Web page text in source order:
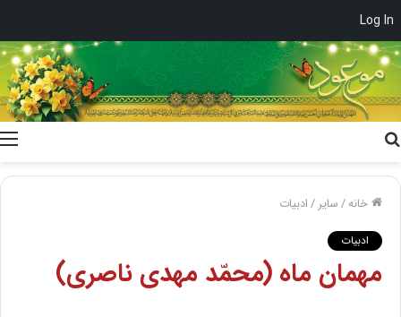
Log In
خانه/سایر /ادبیات
ادبیات
مهمان ماه (محمّد مهدی ناصری)